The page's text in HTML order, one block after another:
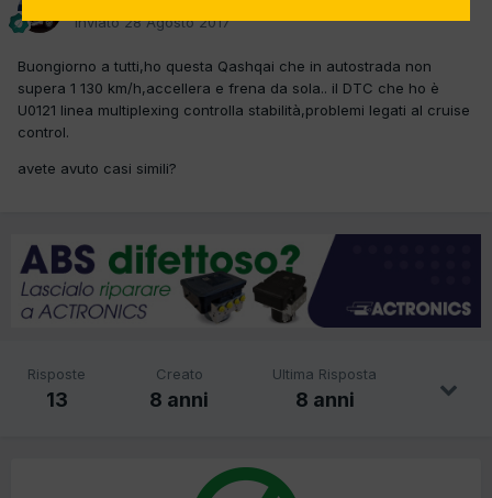
Inviato28 Agosto 2017
Buongiorno a tutti,ho questa Qashqai che in autostrada non
supera 1 130 km/h,accellera e frena da sola.. il DTC che ho è
U0121 linea multiplexing controlla stabilità,problemi legati al cruise
control.
avete avuto casi simili?
Risposte
13
Creato
8 anni
Ultima Risposta
8 anni